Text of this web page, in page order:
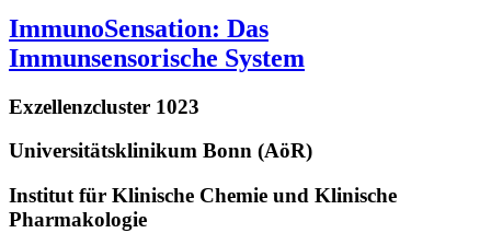
ImmunoSensation: Das
Immunsensorische System
Exzellenzcluster 1023
Universitätsklinikum Bonn (AöR)
Institut für Klinische Chemie und Klinische
Pharmakologie